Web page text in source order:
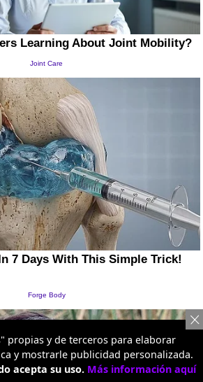
propias y de terceros para elaborar
y mostrarle publicidad personalizada.
acepta su uso. Más información aquí